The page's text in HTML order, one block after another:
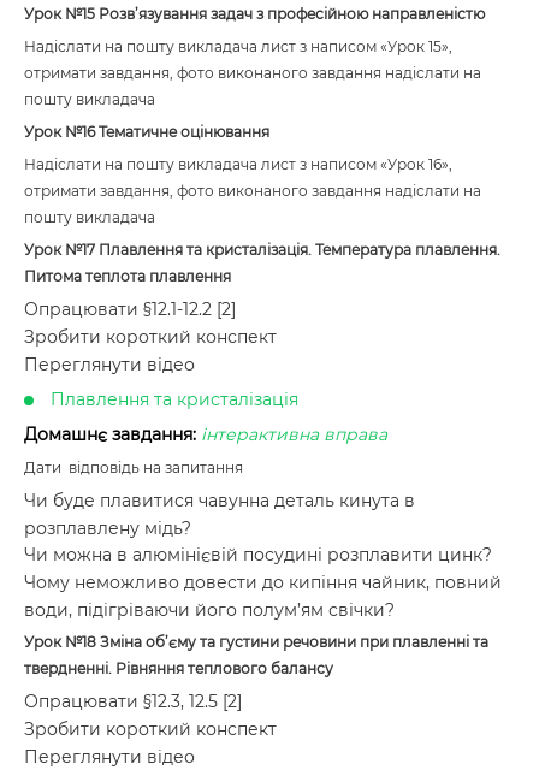
Урок №15 Розв’язування задач з професійною направленістю
Надіслати на пошту викладача лист з написом «Урок 15»,
отримати завдання, фото виконаного завдання надіслати на
пошту викладача
Урок №16 Тематичне оцінювання
Надіслати на пошту викладача лист з написом «Урок 16»,
отримати завдання, фото виконаного завдання надіслати на
пошту викладача
Урок №17 Плавлення та кристалізація. Температура плавлення.
Питома теплота плавлення
Опрацювати §12.1-12.2 [2]
Зробити короткий конспект
Переглянути відео
Плавлення та кристалізація
Домашнє завдання: інтерактивна вправа
Дати відповідь на запитання
Чи буде плавитися чавунна деталь кинута в
розплавлену мідь?
Чи можна в алюмінієвій посудині розплавити цинк?
Чому неможливо довести до кипіння чайник, повний
води, підігріваючи його полум’ям свічки?
Урок №18 Зміна об’єму та густини речовини при плавленні та
твердненні. Рівняння теплового балансу
Опрацювати §12.3, 12.5 [2]
Зробити короткий конспект
Переглянути відео